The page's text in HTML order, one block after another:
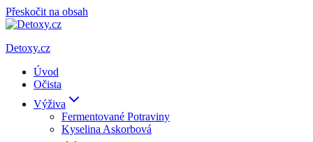
Přeskočit na obsah
Detoxy.cz
Úvod
Očista
Výživa
Fermentované Potraviny
Kyselina Askorbová